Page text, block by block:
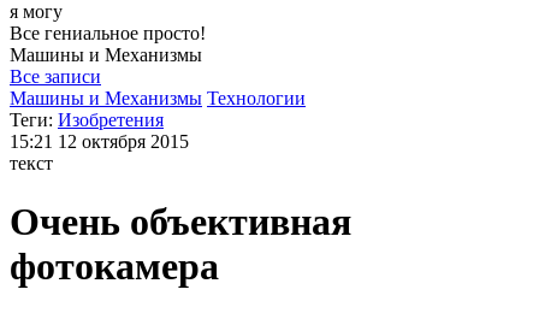
я могу
Все гениальное просто!
Машины и Механизмы
Все записи
Машины и Механизмы Технологии
Теги: Изобретения
15:21 12 октября 2015
текст
Очень объективная
фотокамера